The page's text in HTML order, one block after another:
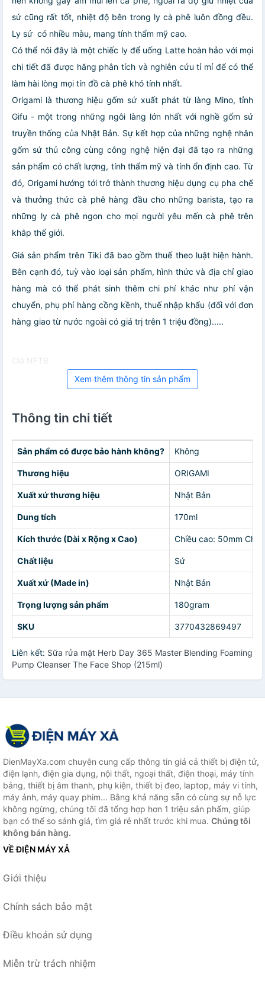
sứ cũng rất tốt, nhiệt độ bên trong ly cà phê luôn đồng đều.
Ly sứ có nhiều màu, mang tính thẩm mỹ cao.
Có thể nói đây là một chiếc ly để uống Latte hoàn hảo với mọi
chi tiết đã được hãng phân tích và nghiên cứu tỉ mỉ để có thể
làm hài lòng mọi tín đồ cà phê khó tính nhất.
Origami là thương hiệu gốm sứ xuất phát từ làng Mino, tỉnh
Gifu - một trong những ngôi làng lớn nhất với nghề gốm sứ
truyền thống của Nhật Bản. Sự kết hợp của những nghệ nhân
gốm sứ thủ công cùng công nghệ hiện đại đã tạo ra những
sản phẩm có chất lượng, tính thẩm mỹ và tính ổn định cao. Từ
đó, Origami hướng tới trở thành thương hiệu dụng cụ pha chế
và thưởng thức cà phê hàng đầu cho những barista, tạo ra
những ly cà phê ngon cho mọi người yêu mến cà phê trên
khắp thế giới.
Giá sản phẩm trên Tiki đã bao gồm thuế theo luật hiện hành.
Bên cạnh đó, tuỳ vào loại sản phẩm, hình thức và địa chỉ giao
hàng mà có thể phát sinh thêm chi phí khác như phí vận
chuyển, phụ phí hàng cồng kềnh, thuế nhập khẩu (đối với đơn
hàng giao từ nước ngoài có giá trị trên 1 triệu đồng).....
Giá NFTB
Xem thêm thông tin sản phẩm
Thông tin chi tiết
Sản phẩm có được bảo hành không? Không
Thương hiệu ORIGAMI
Xuất xứ thương hiệu Nhật Bản
Dung tích 170ml
Kích thước (Dài x Rộng x Cao) Chiều cao: 50mm
Chất liệu Sứ
Xuất xứ (Made in) Nhật Bản
Trọng lượng sản phẩm 180gram
SKU 3770432869497
Liên kết: Sữa rửa mặt Herb Day 365 Master Blending Foaming
Pump Cleanser The Face Shop (215ml)
DienMayXa.com chuyên cung cấp thông tin giá cả thiết bị điện tử,
điện lạnh, điện gia dụng, nội thất, ngoại thất, điện thoại, máy tính
bảng, thiết bị âm thanh, phụ kiện, thiết bị đeo, laptop, máy vi tính,
máy ảnh, máy quay phim... Bằng khả năng sẵn có cùng sự nỗ lực
không ngừng, chúng tôi đã tổng hợp hơn 1 triệu sản phẩm, giúp
bạn có thể so sánh giá, tìm giá rẻ nhất trước khi mua. Chúng tôi
không bán hàng.
VỀ ĐIỆN MÁY XẢ
Giới thiệu
Chính sách bảo mật
Điều khoản sử dụng
Miễn trừ trách nhiệm